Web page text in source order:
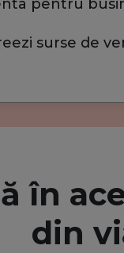
pentru
surse de
în
din